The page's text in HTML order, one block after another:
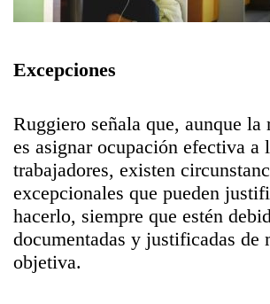
Excepciones
Ruggiero señala que, aunque la
es asignar ocupación efectiva a
trabajadores, existen
excepcionales que pueden
hacerlo, siempre que estén
documentadas y justificadas de
objetiva.